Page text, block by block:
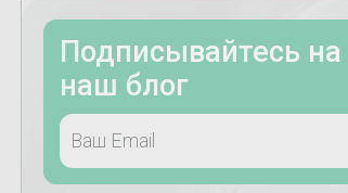
Подписывайтесь на
наш блог